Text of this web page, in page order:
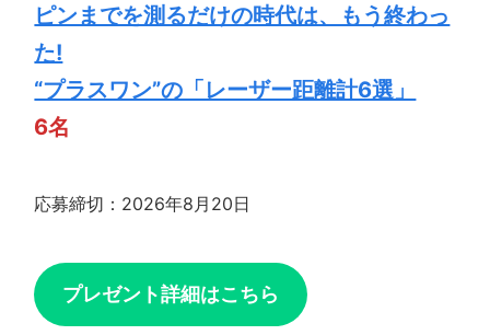
ピンまでを測るだけの時代は、もう終わっ
た!
“プラスワン”の「レーザー距離計6選」
6名
応募締切：2026年8月20日
プレゼント詳細はこちら